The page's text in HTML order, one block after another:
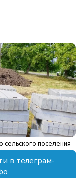
сельского поселения
в телеграм-